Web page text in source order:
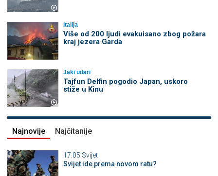
Italija
Više od 200 ljudi evakuisano zbog požara
kraj jezera Garda
Jaki udari
Tajfun Delfin pogodio Japan, uskoro
stiže u Kinu
Najnovije Najčitanije
17:05 Svijet
Svijet ide prema novom ratu?